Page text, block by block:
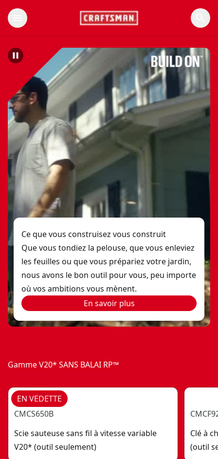
Ce que vous construisez vous construit
Que vous tondiez la pelouse, que vous enleviez
les feuilles ou que vous prépariez votre jardin,
nous avons le bon outil pour vous, peu importe
où vos ambitions vous mènent.
En savoir plus
Gamme V20* SANS BALAI RP™
EN VEDETTE
CMCS650B
Scie sauteuse sans fil à vitesse variable
V20* (outil seulement)
Clé à
(outil